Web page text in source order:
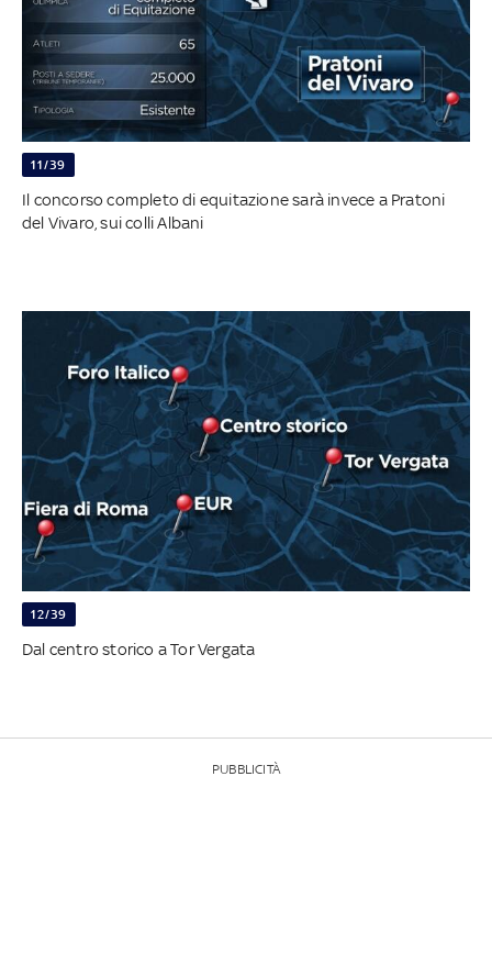
11/39
Il concorso completo di equitazione sarà invece a Pratoni
del Vivaro, sui colli Albani
12/39
Dal centro storico a Tor Vergata
PUBBLICITÀ